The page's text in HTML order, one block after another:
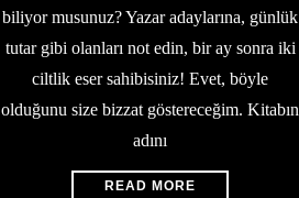
biliyor musunuz? Yazar adaylarına, günlük
tutar gibi olanları not edin, bir ay sonra iki
ciltlik eser sahibisiniz! Evet, böyle
olduğunu size bizzat göstereceğim. Kitabın
adını
READ MORE